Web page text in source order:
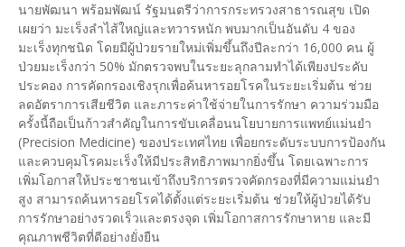
นายพัฒนา พร้อมพัฒน์ รัฐมนตรีว่าการกระทรวงสาธารณสุข เปิด
เผยว่า มะเร็งลำไส้ใหญ่และทวารหนัก พบมากเป็นอันดับ 4 ของ
มะเร็งทุกชนิด โดยมีผู้ป่วยรายใหม่เพิ่มขึ้นถึงปีละกว่า 16,000 คน ผู้
ป่วยมะเร็งกว่า 50% มักตรวจพบในระยะลุกลามทำได้เพียงประคับ
ประคอง การคัดกรองเชิงรุกเพื่อค้นหารอยโรคในระยะเริ่มต้น ช่วย
ลดอัตราการเสียชีวิต และภาระค่าใช้จ่ายในการรักษา ความร่วมมือ
ครั้งนี้ถือเป็นก้าวสำคัญในการขับเคลื่อนนโยบายการแพทย์แม่นยำ
(Precision Medicine) ของประเทศไทย เพื่อยกระดับระบบการป้องกัน
และควบคุมโรคมะเร็งให้มีประสิทธิภาพมากยิ่งขึ้น โดยเฉพาะการ
เพิ่มโอกาสให้ประชาชนเข้าถึงบริการตรวจคัดกรองที่มีความแม่นยำ
สูง สามารถค้นหารอยโรคได้ตั้งแต่ระยะเริ่มต้น ช่วยให้ผู้ป่วยได้รับ
การรักษาอย่างรวดเร็วและตรงจุด เพิ่มโอกาสการรักษาหาย และมี
คุณภาพชีวิตที่ดีอย่างยั่งยืน